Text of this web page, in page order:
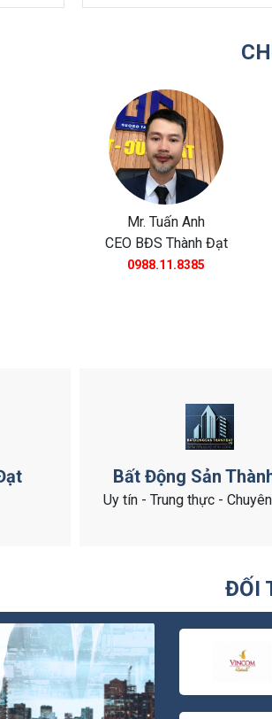
Mr. Tuấn Anh
CEO BĐS Thành Đạt
0988.11.8385
Bất Động Sản
Uy tín - Trung thực -
ĐỐI